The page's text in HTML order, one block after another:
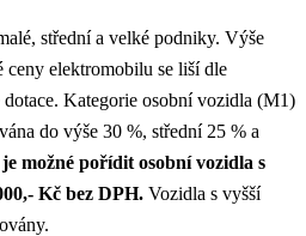
střední a velké podniky. Výše
elektromobilu se liší dle
Kategorie osobní vozidla (M1)
do výše 30 %, střední 25 % a
možné pořídit osobní vozidla s
Kč bez DPH. Vozidla s vyšší